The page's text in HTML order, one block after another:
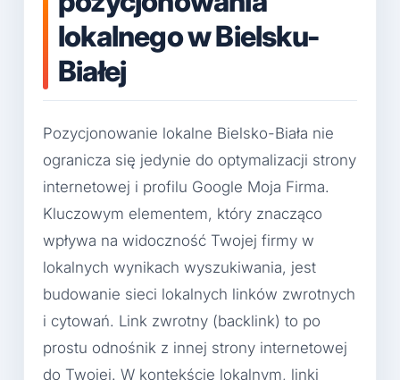
lokalnego w Bielsku-
Białej
Pozycjonowanie lokalne Bielsko-Biała nie
ogranicza się jedynie do optymalizacji strony
internetowej i profilu Google Moja Firma.
Kluczowym elementem, który znacząco
wpływa na widoczność Twojej firmy w
lokalnych wynikach wyszukiwania, jest
budowanie sieci lokalnych linków zwrotnych
i cytowań. Link zwrotny (backlink) to po
prostu odnośnik z innej strony internetowej
do Twojej. W kontekście lokalnym, linki